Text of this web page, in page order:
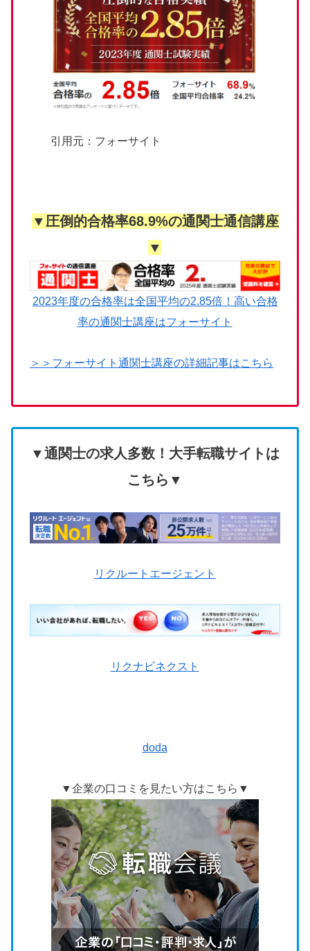
引用元：フォーサイト
▼圧倒的合格率68.9%の通関士通信講座
▼
2023年度の合格率は全国平均の2.85倍！高い合格
率の通関士講座はフォーサイト
＞＞フォーサイト通関士講座の詳細記事はこちら
▼通関士の求人多数！大手転職サイトは
こちら▼
リクルートエージェント
リ クナビネクスト
doda
▼企業の口コミを見たい方はこちら▼